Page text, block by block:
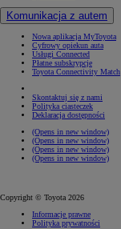
Komunikacja z autem
Nowa aplikacja MyToyota
Cyfrowy opiekun auta
Usługi Connected
Płatne subskrypcje
Toyota Connectivity Match
Skontaktuj się z nami
Polityka ciasteczek
Deklaracja dostępności
(Opens in new window)
(Opens in new window)
(Opens in new window)
(Opens in new window)
Copyright © Toyota 2026
Informacje prawne
Polityka prywatności